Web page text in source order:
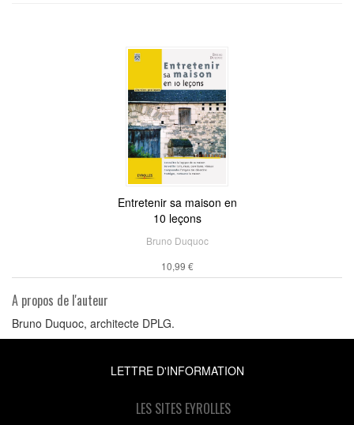
Entretenir sa maison en
10 leçons
Bruno Duquoc
10,99 €
A propos de l'auteur
Bruno Duquoc, architecte DPLG.
LETTRE D'INFORMATION
LES SITES EYROLLES